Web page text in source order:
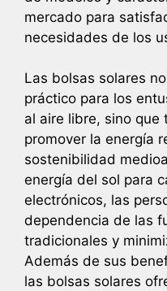
mercado para
necesidades de los
Las bolsas solares
práctico para los
al aire libre, sino que
promover la energía
sostenibilidad
energía del sol para
electrónicos, las
dependencia de las
tradicionales y
Además de sus
las bolsas solares